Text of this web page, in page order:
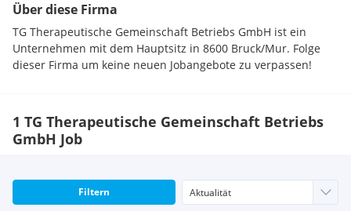
Über diese Firma
TG Therapeutische Gemeinschaft Betriebs GmbH ist ein
Unternehmen mit dem Hauptsitz in 8600 Bruck/Mur. Folge
dieser Firma um keine neuen Jobangebote zu verpassen!
1 TG Therapeutische Gemeinschaft Betriebs
GmbH Job
Filtern